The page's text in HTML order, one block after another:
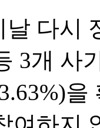
다시
3개 사